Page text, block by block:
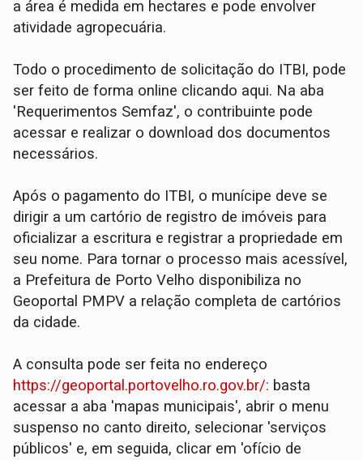
a área é medida em hectares e pode envolver
atividade agropecuária.
Todo o procedimento de solicitação do ITBI, pode
ser feito de forma online clicando aqui. Na aba
'Requerimentos Semfaz', o contribuinte pode
acessar e realizar o download dos documentos
necessários.
Após o pagamento do ITBI, o munícipe deve se
dirigir a um cartório de registro de imóveis para
oficializar a escritura e registrar a propriedade em
seu nome. Para tornar o processo mais acessível,
a Prefeitura de Porto Velho disponibiliza no
Geoportal PMPV a relação completa de cartórios
da cidade.
A consulta pode ser feita no endereço
https://geoportal.portovelho.ro.gov.br/: basta
acessar a aba 'mapas municipais', abrir o menu
suspenso no canto direito, selecionar 'serviços
públicos' e, em seguida, clicar em 'ofício de